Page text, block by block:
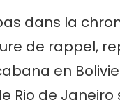
dans la
de rappel,
en
Rio de Janeiro